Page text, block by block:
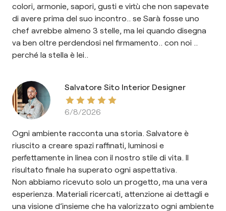
colori, armonie, sapori, gusti e virtù che non sapevate
di avere prima del suo incontro.. se Sarà fosse uno
chef avrebbe almeno 3 stelle, ma lei quando disegna
va ben oltre perdendosi nel firmamento.. con noi ..
perché la stella è lei..
Salvatore Sito Interior Designer
6/8/2026
Ogni ambiente racconta una storia. Salvatore è
riuscito a creare spazi raffinati, luminosi e
perfettamente in linea con il nostro stile di vita. Il
risultato finale ha superato ogni aspettativa.
Non abbiamo ricevuto solo un progetto, ma una vera
esperienza. Materiali ricercati, attenzione ai dettagli e
una visione d’insieme che ha valorizzato ogni ambiente